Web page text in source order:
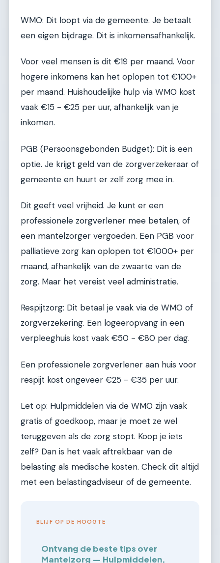
WMO: Dit loopt via de gemeente. Je betaalt
een eigen bijdrage. Dit is inkomensafhankelijk.
Voor veel mensen is dit €19 per maand. Voor
hogere inkomens kan het oplopen tot €100+
per maand. Huishoudelijke hulp via WMO kost
vaak €15 - €25 per uur, afhankelijk van je
inkomen.
PGB (Persoonsgebonden Budget): Dit is een
optie. Je krijgt geld van de zorgverzekeraar of
gemeente en huurt er zelf zorg mee in.
Dit geeft veel vrijheid. Je kunt er een
professionele zorgverlener mee betalen, of
een mantelzorger vergoeden. Een PGB voor
palliatieve zorg kan oplopen tot €1000+ per
maand, afhankelijk van de zwaarte van de
zorg. Maar het vereist veel administratie.
Respijtzorg: Dit betaal je vaak via de WMO of
zorgverzekering. Een logeeropvang in een
verpleeghuis kost vaak €50 - €80 per dag.
Een professionele zorgverlener aan huis voor
respijt kost ongeveer €25 - €35 per uur.
Let op: Hulpmiddelen via de WMO zijn vaak
gratis of goedkoop, maar je moet ze wel
teruggeven als de zorg stopt. Koop je iets
zelf? Dan is het vaak aftrekbaar van de
belasting als medische kosten. Check dit altijd
met een belastingadviseur of de gemeente.
BLIJF OP DE HOOGTE
Ontvang de beste tips over
Mantelzorg — Hulpmiddelen,